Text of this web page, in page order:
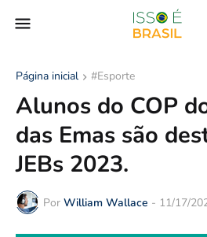
Página inicial #Esporte
Alunos do COP
das Emas são
JEBs 2023.
Por William Wallace - 11/17/